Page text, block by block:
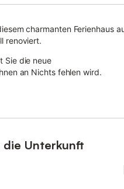
charmanten Ferienhaus
renoviert.
Sie die neue
an Nichts fehlen wird.
Erdgeschoss ein
die Unterkunft